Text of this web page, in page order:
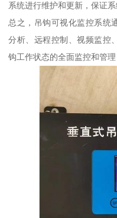
系统进行维护和更新，保证
总之，吊钩可视化监控系统
分析、远程控制、视频监控
钩工作状态的全面监控和管